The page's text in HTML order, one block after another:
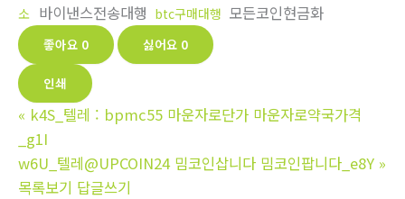
소 바이낸스전송대행 btc구매대행 모든코인현금화
좋아요 0 싫어요 0
인쇄
« k4S_텔레 : bpmc55 마운자로단가 마운자로약국가격
_g1I
w6U_텔레@UPCOIN24 밈코인삽니다 밈코인팝니다_e8Y »
목록보기 답글쓰기